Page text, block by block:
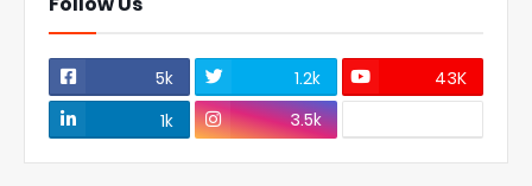
5k 1.2k
43K
1k
3.5k